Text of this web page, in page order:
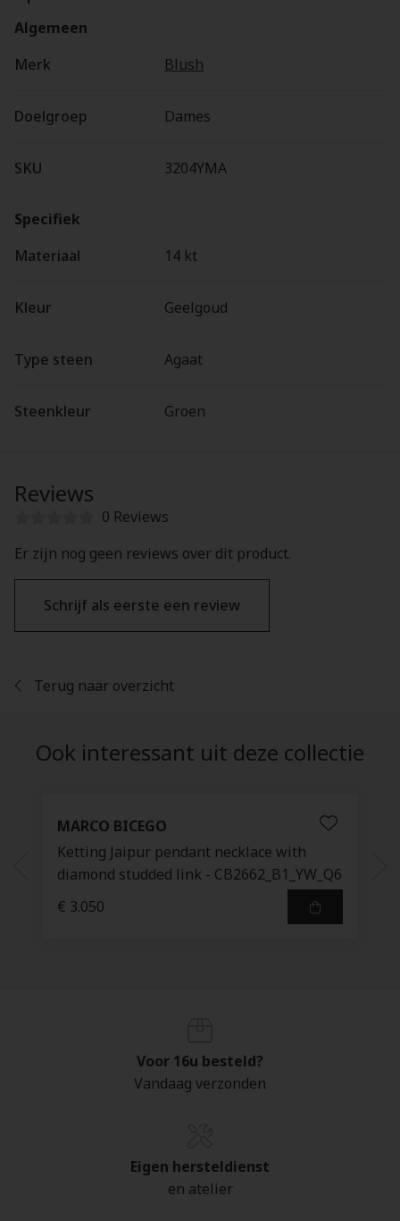
Algemeen
Merk
Blush
Doelgroep Dames
SKU 3204YMA
Specifiek
Materiaal
14 kt
Kleur Geelgoud
Type steen Agaat
Steenkleur Groen
Reviews
0 Reviews
Er zijn nog geen reviews over dit product.
Schrijf als eerste een review
Terug naar overzicht
Ook interessant uit deze collectie
MARCO BICEGO
Ketting Jaipur pendant necklace with
diamond studded link - CB2662_B1_YW_Q6
€ 3.050
Voor 16u besteld?
Vandaag verzonden
Eigen hersteldienst
en atelier